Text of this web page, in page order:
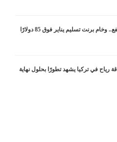
وخام برنت تسليم يناير فوق 85 دولارًا
رياح في تركيا يشهد تطورًا بحلول نهاية